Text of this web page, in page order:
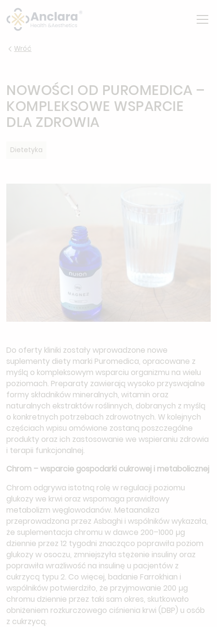
Wróć
NOWOŚCI OD PUROMEDICA –
KOMPLEKSOWE WSPARCIE
DLA ZDROWIA
Dietetyka
Do oferty kliniki zostały wprowadzone nowe
suplementy diety marki Puromedica, opracowane z
myślą o kompleksowym wsparciu organizmu na wielu
poziomach. Preparaty zawierają wysoko przyswajalne
formy składników mineralnych, witamin oraz
naturalnych ekstraktów roślinnych, dobranych z myślą
o konkretnych potrzebach zdrowotnych. W kolejnych
częściach wpisu omówione zostaną poszczególne
produkty oraz ich zastosowanie we wspieraniu zdrowia
i terapii funkcjonalnej.
Chrom – wsparcie gospodarki cukrowej i metabolicznej
Chrom odgrywa istotną rolę w regulacji poziomu
glukozy we krwi oraz wspomaga prawidłowy
metabolizm węglowodanów. Metaanaliza
przeprowadzona przez Asbaghi i wspólników wykazała,
że suplementacja chromu w dawce 200–1000 µg
dziennie przez 12 tygodni znacząco poprawiła poziom
glukozy w osoczu, zmniejszyła stężenie insuliny oraz
poprawiła wrażliwość na insulinę u pacjentów z
cukrzycą typu 2. Co więcej, badanie Farrokhian i
wspólników potwierdziło, że przyjmowanie 200 µg
chromu dziennie przez taki sam okres, skutkowało
obniżeniem rozkurczowego ciśnienia krwi (DBP) u osób
z cukrzycą.